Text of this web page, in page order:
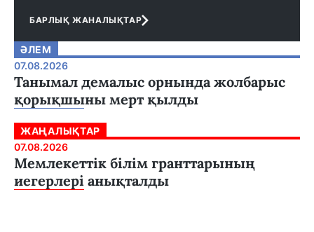
БАРЛЫҚ ЖАНАЛЫҚТАР
ӘЛЕМ
07.08.2026
Танымал демалыс орнында жолбарыс
қорықшыны мерт қылды
ЖАҢАЛЫҚТАР
07.08.2026
Мемлекеттік білім гранттарының
иегерлері анықталды